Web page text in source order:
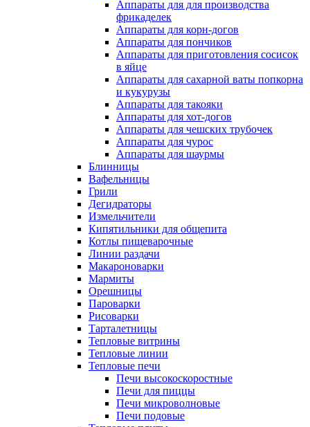
Аппараты для для производства
фрикаделек
Аппараты для корн-догов
Аппараты для пончиков
Аппараты для приготовления сосисок
в яйце
Аппараты для сахарной ваты попкорна
и кукурузы
Аппараты для такояки
Аппараты для хот-догов
Аппараты для чешских трубочек
Аппараты для чурос
Аппараты для шаурмы
Блинницы
Вафельницы
Грили
Дегидраторы
Измельчители
Кипятильники для общепита
Котлы пищеварочные
Линии раздачи
Макароноварки
Мармиты
Орешницы
Пароварки
Рисоварки
Тарталетницы
Тепловые витрины
Тепловые линии
Тепловые печи
Печи высокоскоростные
Печи для пиццы
Печи микроволновые
Печи подовые